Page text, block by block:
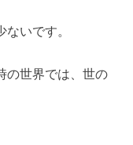
いです。
の世界では、世の